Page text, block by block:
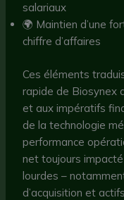
salariaux
🌍 Maintien d’une
chiffre d’affaires
Ces éléments
rapide de Biosynex
et aux impératifs
de la technologie
performance
net toujours
lourdes –
d’acquisition et